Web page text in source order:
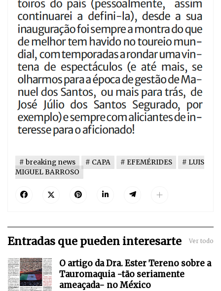
breaking news CAPA EFEMÉRIDES
LUIS
MIGUEL BARROSO
Entradas que pueden interesarte Ver todo
O artigo da Dra. Ester Tereno sobre a
Tauromaquia -tão seriamente
ameaçada- no México